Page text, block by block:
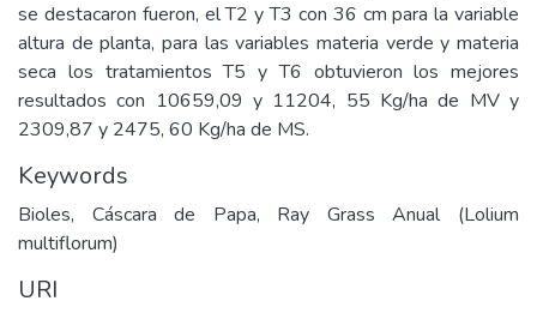
se destacaron fueron, el T2 y T3 con 36 cm para la variable
altura de planta, para las variables materia verde y materia
seca los tratamientos T5 y T6 obtuvieron los mejores
resultados con 10659,09 y 11204, 55 Kg/ha de MV y
2309,87 y 2475, 60 Kg/ha de MS.
Keywords
Bioles, Cáscara de Papa, Ray Grass Anual (Lolium
multiflorum)
URI